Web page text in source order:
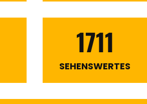
1711
SEHENSWERTES